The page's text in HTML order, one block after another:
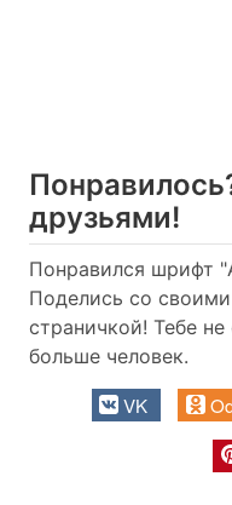
друзьями!
Понравился шрифт
Поделись со
страничкой! Тебе
больше человек.
VK